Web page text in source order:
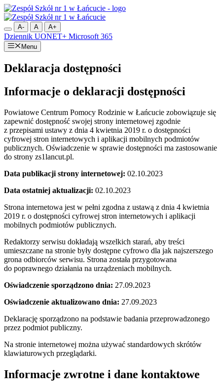
Przejdź
do
treściA- A A+
Dziennik UONET+ Microsoft 365
Menu
Deklaracja dostępności
Informacje o deklaracji dostępności
Powiatowe Centrum Pomocy Rodzinie w Łańcucie zobowiązuje się
zapewnić dostępność swojej strony internetowej zgodnie
z przepisami ustawy z dnia 4 kwietnia 2019 r. o dostępności
cyfrowej stron internetowych i aplikacji mobilnych podmiotów
publicznych. Oświadczenie w sprawie dostępności ma zastosowanie
do strony zs1lancut.pl.
Data publikacji strony internetowej: 02.10.2023
Data ostatniej aktualizacji: 02.10.2023
Strona internetowa jest w pełni zgodna z ustawą z dnia 4 kwietnia
2019 r. o dostępności cyfrowej stron internetowych i aplikacji
mobilnych podmiotów publicznych.
Redaktorzy serwisu dokładają wszelkich starań, aby treści
umieszczane na stronie były dostępne cyfrowo dla jak najszerszego
grona odbiorców serwisu. Strona została przygotowana
do poprawnego działania na urządzeniach mobilnych.
Oświadczenie sporządzono dnia: 27.09.2023
Oświadczenie aktualizowano dnia: 27.09.2023
Deklarację sporządzono na podstawie badania przeprowadzonego
przez podmiot publiczny.
Na stronie internetowej można używać standardowych skrótów
klawiaturowych przeglądarki.
Informacje zwrotne i dane kontaktowe